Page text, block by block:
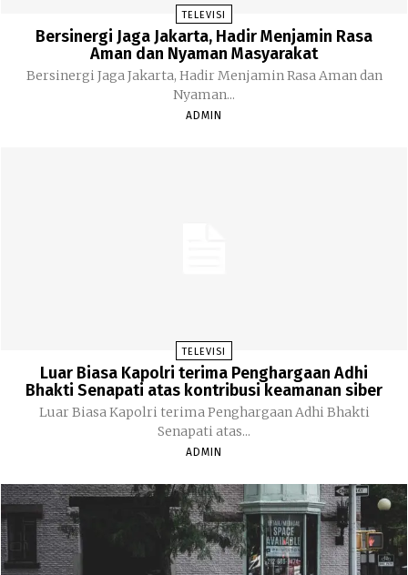
TELEVISI
Bersinergi Jaga Jakarta, Hadir Menjamin Rasa
Aman dan Nyaman Masyarakat
Bersinergi Jaga Jakarta, Hadir Menjamin Rasa Aman dan
Nyaman...
ADMIN
TELEVISI
Luar Biasa Kapolri terima Penghargaan Adhi
Bhakti Senapati atas kontribusi keamanan siber
Luar Biasa Kapolri terima Penghargaan Adhi Bhakti
Senapati atas...
ADMIN